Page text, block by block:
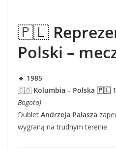
🇵🇱
Polski –
🔹 1985
🇨🇴 Kolumbia – Polska 🇵🇱
Bogota)
Dublet Andrzeja Pałasza
wygraną na trudnym terenie.